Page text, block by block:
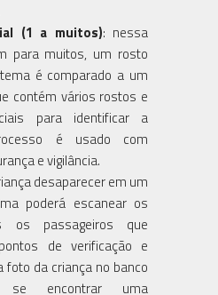
(1 a muitos): nessa
para muitos, um rosto
é comparado a um
contém vários rostos e
para identificar a
é usado com
e vigilância.
desaparecer em um
poderá escanear os
os passageiros que
de verificação e
da criança no banco
encontrar uma